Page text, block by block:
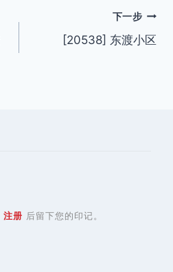
下一步
[20538] 东渡小区
注册 后留下您的印记。